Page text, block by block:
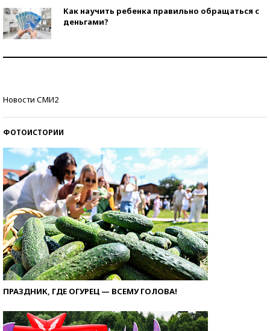
Как научить ребенка правильно обращаться с
деньгами?
Новости СМИ2
ФОТОИСТОРИИ
ПРАЗДНИК, ГДЕ ОГУРЕЦ — ВСЕМУ ГОЛОВА!